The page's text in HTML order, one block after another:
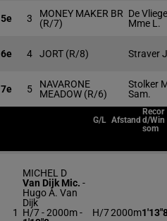
5e 3
MONEY MAKER BR
(R/7)
De
Mme L.
6e 4 JORT (R/8) Straver
7e 5
NAVARONE
MEADOW (R/6)
Stolker
Sam.
G/L Afstand
Recor
d/Win
som
1
MICHEL D
Van Dijk Mic. -
Hugo A. Van
Dijk
H/7 - 2000m-
H/72000m